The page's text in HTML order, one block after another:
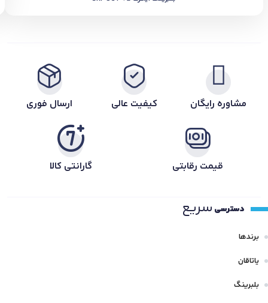
مشاوره رایگان کیفیت عالی ارسال فوری
قیمت رقابتی گارانتی کالا
دسترسی سریع
برندها
یاتاقان
بلبرینگ